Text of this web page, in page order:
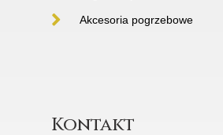
Akcesoria pogrzebowe
Kontakt